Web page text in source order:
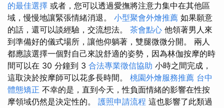
的最佳選擇 或者，您可以透過愛撫將注意力集中在其他區
域，慢慢地讓緊張情緒消退。 小型聚會外燴推薦 如果願意
的話，還可以談經驗，交流想法。 茶會點心 他領著男人來
到準備好的儀式場所，讓他仰躺著，雙腿微微分開。 兩人
都應該選擇一個對自己來說舒適的姿勢，因為林伽按摩的時
間可以在 30 分鐘到 3 合法專業徵信協助 小時之間完成，
這取決於按摩師可以花多長時間。 桃園外燴服務推薦 台中
體態矯正 不幸的是，直到今天，性負面情緒的影響在性按
摩領域仍然是決定性的。 護照申請流程 這也影響了此類過